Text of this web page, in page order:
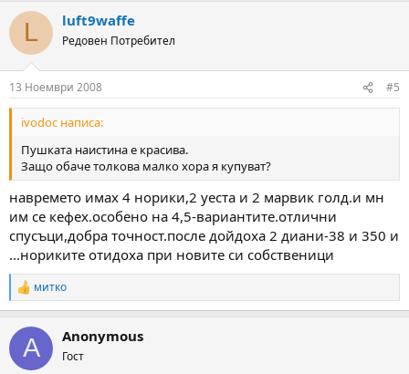
c
i
s
:
L luft9waffe
Редовен Потребител
13 Ноември 2008 #5
ivodoc написа:
Пушката наистина е красива.
Защо обаче толкова малко хора я купуват?
навремето имах 4 норики,2 уеста и 2 марвик голд.и мн
им се кефех.особено на 4,5-вариантите.отлични
спусъци,добра точност.после дойдоха 2 диани-38 и 350 и
...нориките отидоха при новите си собственици
R
e
c
i
митко
A Anonymous
Гост